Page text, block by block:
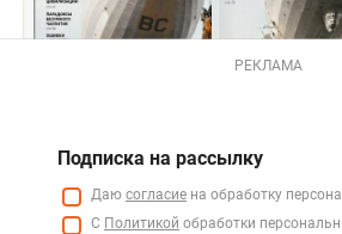
РЕКЛАМА
Подписка на рассылку
Даю согласие на обработку
С Политикой обработки